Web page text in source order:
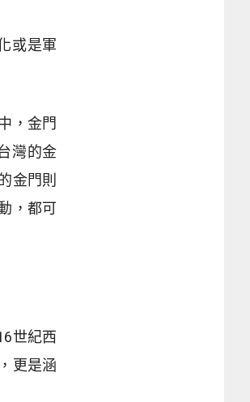
或是軍
，金門
灣的金
金門則
，都可
世紀西
更是涵